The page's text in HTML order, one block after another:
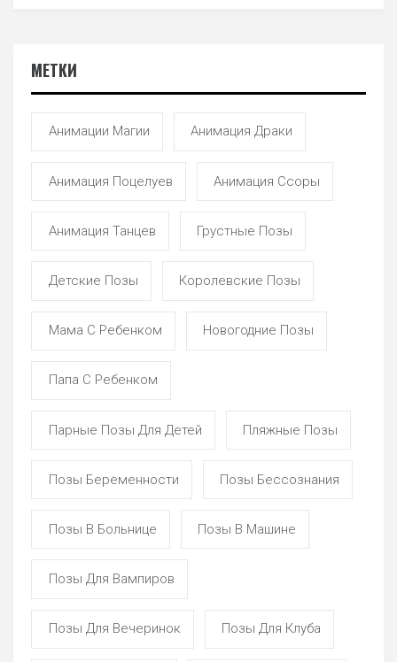
МЕТКИ
Анимации Магии Анимация Драки
Анимация Поцелуев Анимация Ссоры
Анимация Танцев Грустные Позы
Детские Позы Королевские Позы
Мама С Ребенком Новогодние Позы
Папа С Ребенком
Парные Позы Для Детей Пляжные Позы
Позы Беременности Позы Бессознания
Позы В Больнице Позы В Машине
Позы Для Вампиров
Позы Для Вечеринок Позы Для Клуба